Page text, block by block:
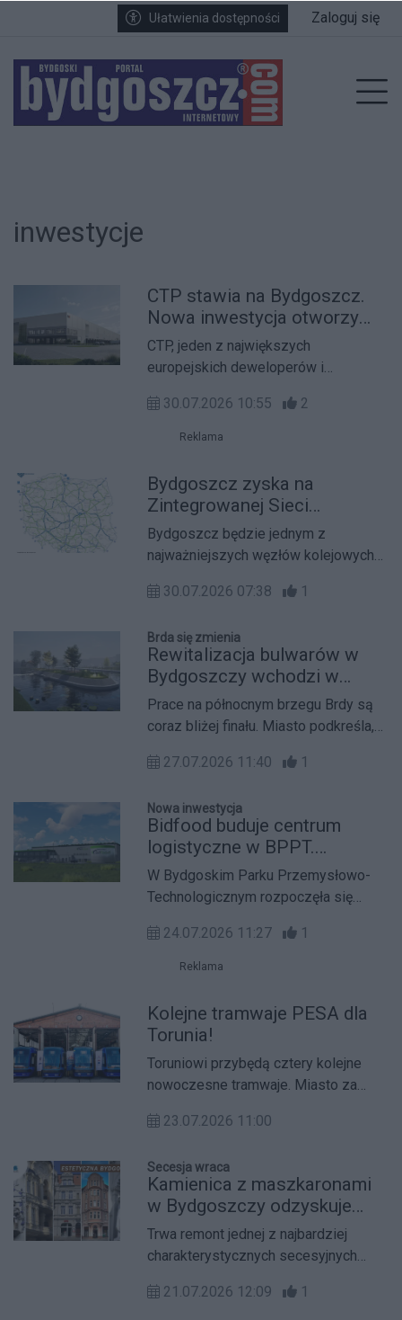
Przejdź do głównych treści
Przejdź do wyszukiwarki
Przejdź do głównego menuUłatwienia dostępności Zaloguj się
inwestycje
CTP stawia na Bydgoszcz.
Nowa inwestycja otworzy
kolejne możliwości dla
logistyki i produkcji
CTP, jeden z największych
europejskich deweloperów i
przemysłowo-logistycznych,
debiutuje w województwie kujawsko-
inwestycji – CTPark Bydgoszcz.
Nowoczesny kompleks zaoferuje
łącznie ponad 51 000 mkw.
elastycznej powierzchni z
możliwością podziału na moduły
dopasowane do potrzeb najemców.
30.07.2026 10:55 2
Reklama
Bydgoszcz zyska na
Zintegrowanej Sieci
Kolejowej
Bydgoszcz będzie jednym z
najważniejszych węzłów kolejowych
połączenia z Warszawą, Poznaniem,
Czechy – zakłada Zintegrowana Sieć
Kolejowa.
30.07.2026 07:38 1
Brda się zmienia
Rewitalizacja bulwarów w
Bydgoszczy wchodzi w
decydującą fazę
Prace na północnym brzegu Brdy są
coraz bliżej finału. Miasto podkreśla,
rozwiązania, ale część inwestycji
warunkami narzuconymi przez Wody
Polskie.
27.07.2026 11:40 1
Nowa inwestycja
Bidfood buduje centrum
logistyczne w BPPT.
Inwestycja za 34 mln zł
ruszyła w Bydgoszczy
W Bydgoskim Parku Przemysłowo-
Technologicznym rozpoczęła się
logistycznego firmy Bidfood. Obiekt o
powierzchni około 9 tys. metrów
Bydgoszczy jako ważnego hubu
przemysłowo-logistycznego.
24.07.2026 11:27 1
Reklama
Kolejne tramwaje PESA dla
Torunia!
Toruniowi przybędą cztery kolejne
nowoczesne tramwaje. Miasto za
Komunikacji pozyskało środki unijne
skorzystało z prawa opcji zawartego
w umowie na zakup poprzednich
tramwajów.
23.07.2026 11:00
Secesja wraca
Kamienica z maszkaronami
w Bydgoszczy odzyskuje
historyczne kolory i dawny
blask
Trwa remont jednej z najbardziej
charakterystycznych secesyjnych
Budynek u zbiegu ulic Gdańskiej i
21.07.2026 12:09 1